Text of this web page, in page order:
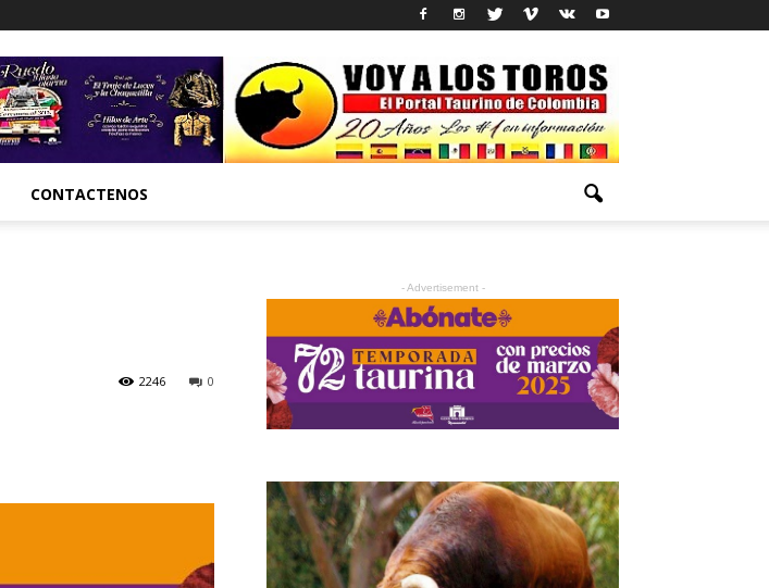
CONTACTENOS
0
2246
- Advertisement -